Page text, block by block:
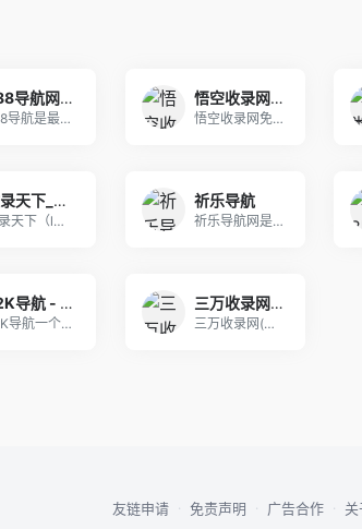
888导航网-网站收录-网址收录-网址导航-收录网站-自助广告系统
888导航是最新的网址导航程序，自动秒收录，自动
悟空收录网 - 网址导航大全 | 网站免费收录 | 软文外链发布平台
悟空收录网免费提供网站目录提交、收集正规的优秀网
收录天下_网站收录提交_自动秒收录_分类目录网
收录天下（lwls.cn）是一个优秀的开放式分类
祈乐导航
祈乐导航网是昆明祈乐网络科技有限公司旗下导航，励
92K导航 - 免费自动秒收录网址导航
92K导航一个免费自动收录优秀网站的网址导航，为
三万收录网_分类目录网_免费网站目录_网站收录_网址提交_免费收录网站
三万收录网(www.3wnm.cn)分类目录，免
友链申请 · 免责声明 · 广告合作 ·